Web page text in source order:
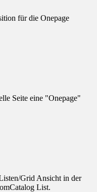
für die Onepage
Seite eine "Onepage"
Grid Ansicht in der
List.